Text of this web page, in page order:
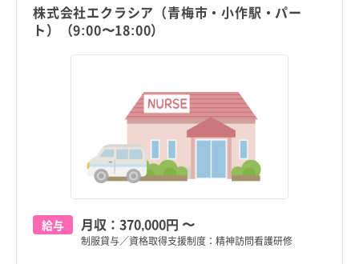
株式会社エクラシア（青梅市・小作駅・パー
ト）（9:00〜18:00）
給与 月収： 370,000円 〜
制服貸与／資格取得支援制度：精神訪問看護研修